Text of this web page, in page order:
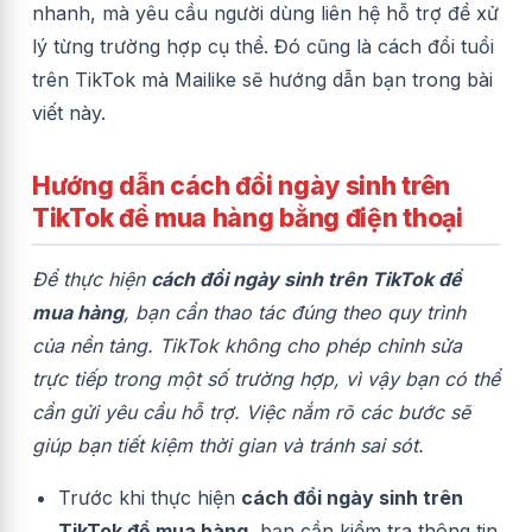
nhanh, mà yêu cầu người dùng liên hệ hỗ trợ để xử
lý từng trường hợp cụ thể. Đó cũng là cách đổi tuổi
trên TikTok mà Mailike sẽ hướng dẫn bạn trong bài
viết này.
Hướng dẫn cách đổi ngày sinh trên
TikTok để mua hàng bằng điện thoại
Để thực hiện cách đổi ngày sinh trên TikTok để
mua hàng, bạn cần thao tác đúng theo quy trình
của nền tảng. TikTok không cho phép chỉnh sửa
trực tiếp trong một số trường hợp, vì vậy bạn có thể
cần gửi yêu cầu hỗ trợ. Việc nắm rõ các bước sẽ
giúp bạn tiết kiệm thời gian và tránh sai sót.
Trước khi thực hiện cách đổi ngày sinh trên